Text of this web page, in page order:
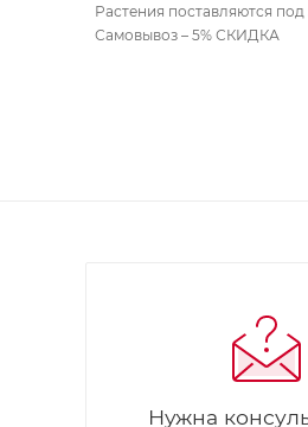
Растения поставляются под
Самовывоз – 5% СКИДКА
Нужна